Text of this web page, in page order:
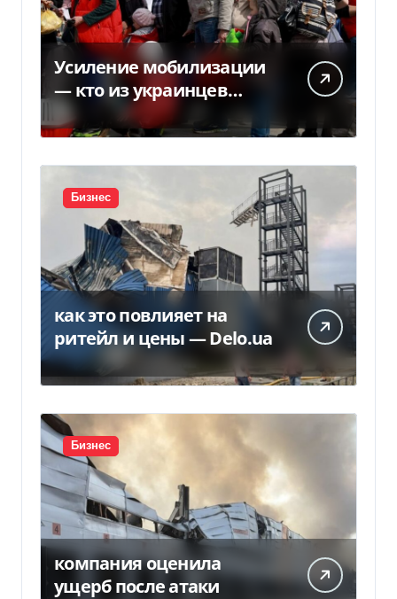
Усиление мобилизации
— кто из украинцев
потеряет право на
временную защиту в ЕС
Бизнес
как это повлияет на
ритейл и цены — Delo.ua
Бизнес
компания оценила
ущерб после атаки